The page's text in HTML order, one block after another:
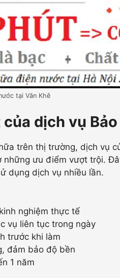
tại Văn Khê
dịch vụ
trên thị trường, dịch vụ
những ưu điểm vượt trội.
dụng dịch vụ nhiều lần.
nghiệm thực tế
vụ liên tục trong ngày
trước khi làm
đảm bảo độ bền
1 năm